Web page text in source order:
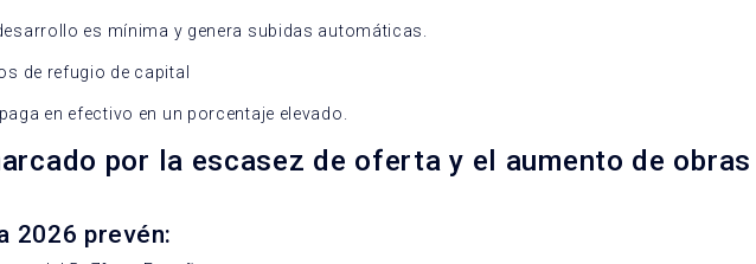
es mínima y genera subidas automáticas.
de refugio de capital
en efectivo en un porcentaje elevado.
por la escasez de oferta y el aumento de
2026 prevén: